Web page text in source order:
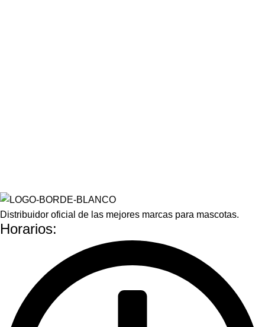
Distribuidor oficial de las mejores marcas para mascotas.
Horarios: